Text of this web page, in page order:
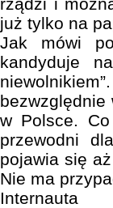
już tylko na
Jak mówi
kandyduje
bezwzględnie
w Polsce.
przewodni
pojawia się
Nie ma
Internauta